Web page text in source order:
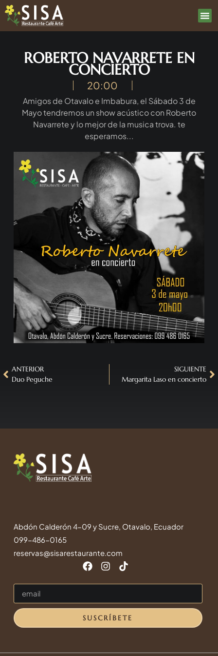
ROBERTO NAVARRETE EN
CONCIERTO
20:00
Amigos de Otavalo e Imbabura, el Sábado 3 de
Mayo tendremos un show acústico con Roberto
Navarrete y lo mejor de la musica trova. te
esperamos...
ANTERIOR
Duo Peguche
SIGUIENTE
Margarita Laso en concierto
Abdón Calderón 4-09 y Sucre, Otavalo, Ecuador
099-486-0165
reservas@sisarestaurante.com
SUSCRÍBETE